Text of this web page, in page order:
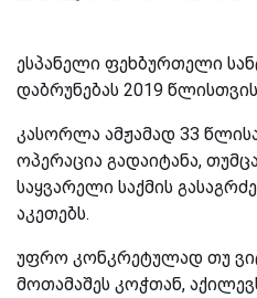
ესპანელი ფეხბურთელი
დაბრუნებას 2019 წლისთვის
კასორლა ამჟამად 33
ოპერაცია გადაიტანა,
საყვარელი საქმის
აკეთებს.
უფრო კონკრეტულად თუ
მოთამაშეს კოჭთან,